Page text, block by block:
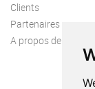
Clients
Partenaires
A propos de nous